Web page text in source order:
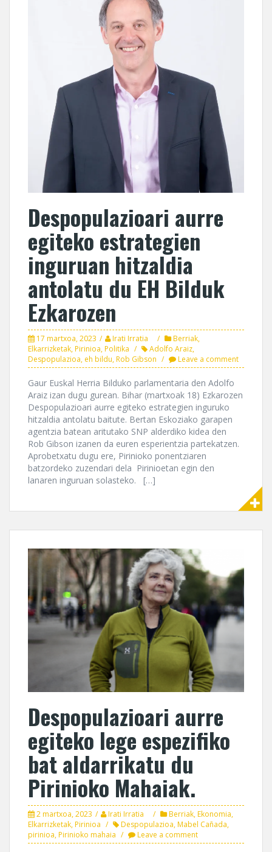
Despopulazioari aurre
egiteko estrategien
inguruan hitzaldia
antolatu du EH Bilduk
Ezkarozen
17 martxoa, 2023 Irati Irratia Berriak,
Elkarrizketak,Pirinioa,Politika Adolfo Araiz,
Despopulazioa, eh bildu,Rob Gibson Leave a comment
Gaur Euskal Herria Bilduko parlamentaria den Adolfo
Araiz izan dugu gurean. Bihar (martxoak 18) Ezkarozen
Despopulazioari aurre egiteko estrategien inguruko
hitzaldia antolatu baitute. Bertan Eskoziako garapen
agentzia batean aritutako SNP alderdiko kidea den
Rob Gibson izanen da euren esperientzia partekatzen.
Aprobetxatu dugu ere, Pirinioko ponentziaren
batzordeko zuzendari dela Pirinioetan egin den
lanaren inguruan solasteko. […]
Despopulazioari aurre
egiteko lege espezifiko
bat aldarrikatu du
Pirinioko Mahaiak.
2 martxoa, 2023 Irati Irratia Berriak,Ekonomia,
Elkarrizketak,Pirinioa Despopulazioa,Mabel Cañada,
pirinioa,Pirinioko mahaia Leave a comment